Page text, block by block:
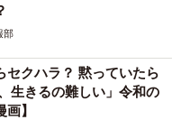
部
セクハラ？ 黙っていたら
生きるの難しい」令和の
】